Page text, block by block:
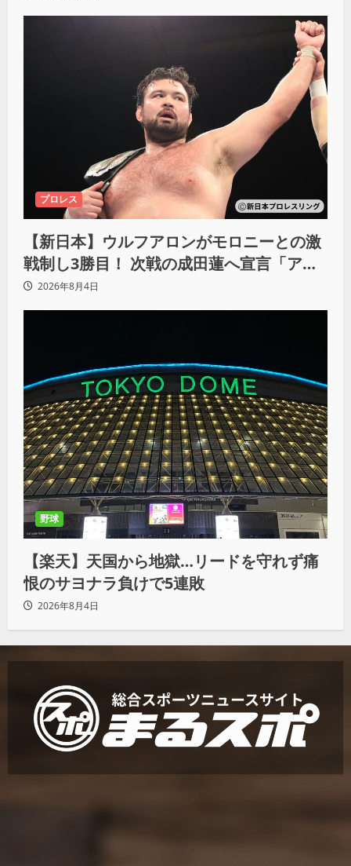
プロレス
【新日本】ウルフアロンがモロニーとの激
戦制し3勝目！ 次戦の成田蓮へ宣言「アイ
ツの王道を俺の王道でぶち壊す」
2026年8月4日
野球
【楽天】天国から地獄…リードを守れず痛
恨のサヨナラ負けで5連敗
2026年8月4日